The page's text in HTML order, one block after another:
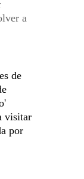
a
de
visitar
por